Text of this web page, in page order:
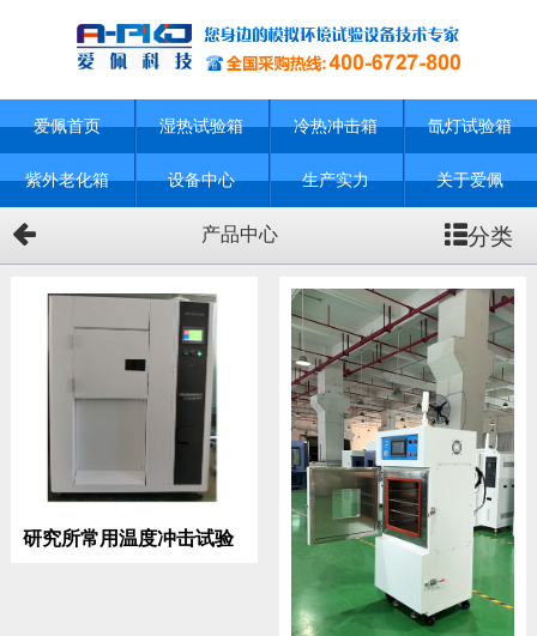
爱佩首页 湿热试验箱 冷热冲击箱 氙灯试验箱
紫外老化箱 设备中心 生产实力 关于爱佩
产品中心 分类
研究所常用温度冲击试验